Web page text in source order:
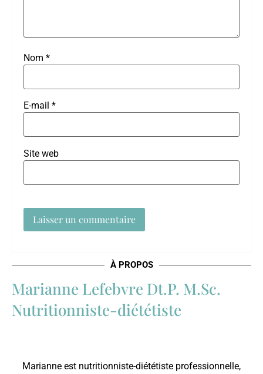
Nom *
E-mail *
Site web
À PROPOS
Marianne Lefebvre Dt.P. M.Sc.
Nutritionniste-diététiste
Marianne est nutritionniste-diététiste professionnelle,